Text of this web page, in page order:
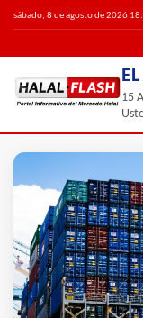
sábado, 8 de agosto de 2026
15